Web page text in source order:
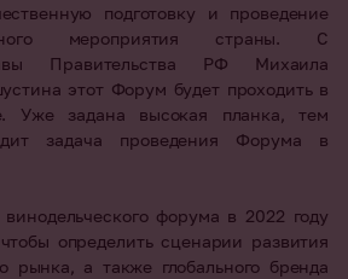
подготовку и проведение
мероприятия страны. С
Правительства РФ Михаила
этот Форум будет проходить в
Уже задана высокая планка, тем
задача проведения Форума в
форума в 2022 году
определить сценарии развития
рынка, а также глобального бренда